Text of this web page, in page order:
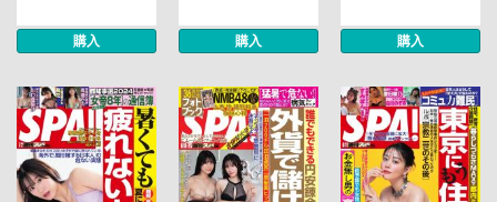
購入 購入 購入